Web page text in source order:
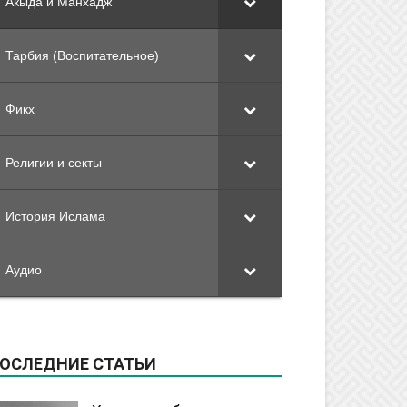
Тарбия (Воспитательное)
Фикх
Религии и секты
История Ислама
Аудио
СТАТЬИ